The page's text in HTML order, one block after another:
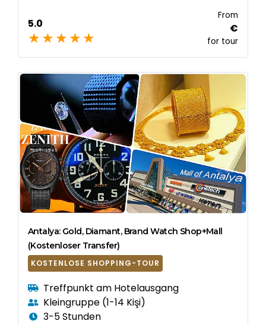
5.0
From
€
for tour
Antalya: Gold, Diamant, Brand Watch Shop+Mall
(Kostenloser Transfer)
KOSTENLOSE SHOPPING-TOUR
Treffpunkt am Hotelausgang
Kleingruppe (1-14 Kişi)
3-5 Stunden